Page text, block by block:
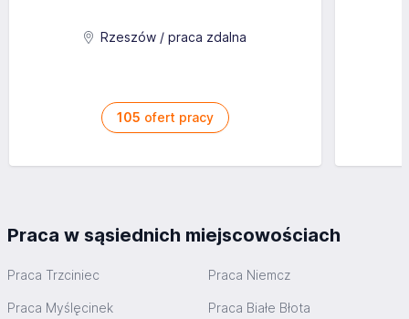
Rzeszów / praca zdalna
105 ofert pracy
Praca w sąsiednich miejscowościach
Praca Trzciniec Praca Niemcz
Praca Myślęcinek Praca Białe Błota